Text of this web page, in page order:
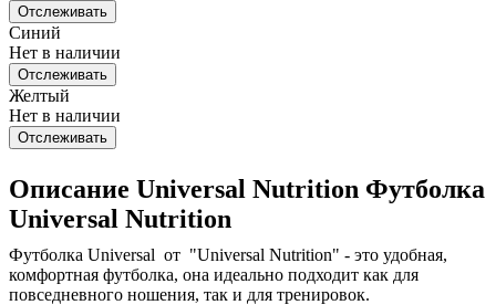
Отслеживать
Синий
Нет в наличии
Отслеживать
Желтый
Нет в наличии
Отслеживать
Описание Universal Nutrition Футболка
Universal Nutrition
Футболка Universal от "Universal Nutrition" - это удобная,
комфортная футболка, она идеально подходит как для
повседневного ношения, так и для тренировок.